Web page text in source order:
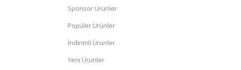
Sponsor Ürünler
Popüler Ürünler
İndirimli Ürünler
Yeni Ürünler